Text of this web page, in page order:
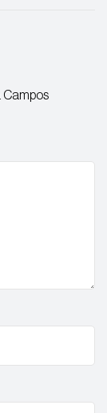
Campos